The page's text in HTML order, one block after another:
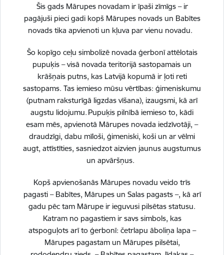
Šis gads Mārupes novadam ir īpaši zīmīgs – ir
pagājuši pieci gadi kopš Mārupes novads un Babītes
novads tika apvienoti un kļuva par vienu novadu.
Šo kopīgo ceļu simbolizē novada ģerbonī attēlotais
pupuķis – visā novada teritorijā sastopamais un
krāšņais putns, kas Latvijā kopumā ir ļoti reti
sastopams. Tas iemieso mūsu vērtības: ģimeniskumu
(putnam raksturīgā ligzdas vīšana), izaugsmi, kā arī
augstu lidojumu. Pupuķis pilnībā iemieso to, kādi
esam mēs, apvienotā Mārupes novada iedzīvotāji, –
draudzīgi, dabu mīloši, ģimeniski, koši un ar vēlmi
augt, attīstīties, sasniedzot aizvien jaunus augstumus
un apvāršņus.
Kopš apvienošanās Mārupes novadu veido trīs
pagasti – Babītes, Mārupes un Salas pagasts –, kā arī
gadu pēc tam Mārupe ir ieguvusi pilsētas statusu.
Katram no pagastiem ir savs simbols, kas
atspoguļots arī to ģerbonī: četrlapu āboliņa lapa –
Mārupes pagastam un Mārupes pilsētai,
Vai šī informācija bija noderīga?
Sniegt atsauksmi
Esi pirmais, kurš uzzina!
Piesakies jaunumu saņemšanai savā e-pastā.